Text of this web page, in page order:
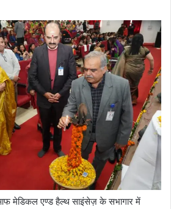
मेडिकल एण्ड हैल्थ साइंसेज़ के सभागार में